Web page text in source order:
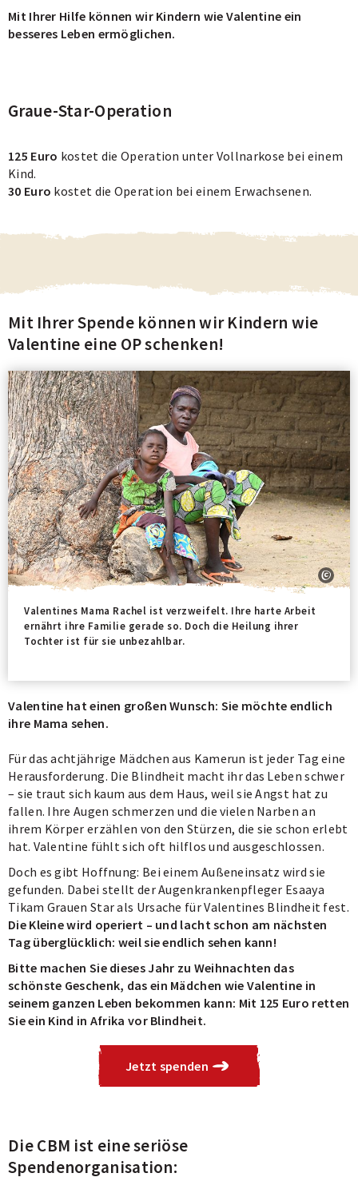
Mit Ihrer Hilfe können wir Kindern wie Valentine ein
besseres Leben ermöglichen.
Graue-Star-Operation
125 Euro kostet die Operation unter Vollnarkose bei einem
Kind.
30 Euro kostet die Operation bei einem Erwachsenen.
Mit Ihrer Spende können wir Kindern wie
Valentine eine OP schenken!
Valentines Mama Rachel ist verzweifelt. Ihre harte Arbeit
ernährt ihre Familie gerade so. Doch die Heilung ihrer
Tochter ist für sie unbezahlbar.
Valentine hat einen großen Wunsch: Sie möchte endlich
ihre Mama sehen.
Für das achtjährige Mädchen aus Kamerun ist jeder Tag eine
Herausforderung. Die Blindheit macht ihr das Leben schwer
– sie traut sich kaum aus dem Haus, weil sie Angst hat zu
fallen. Ihre Augen schmerzen und die vielen Narben an
ihrem Körper erzählen von den Stürzen, die sie schon erlebt
hat. Valentine fühlt sich oft hilflos und ausgeschlossen.
Doch es gibt Hoffnung: Bei einem Außeneinsatz wird sie
gefunden. Dabei stellt der Augenkrankenpfleger Esaaya
Tikam Grauen Star als Ursache für Valentines Blindheit fest.
Die Kleine wird operiert – und lacht schon am nächsten
Tag überglücklich: weil sie endlich sehen kann!
Bitte machen Sie dieses Jahr zu Weihnachten das
schönste Geschenk, das ein Mädchen wie Valentine in
seinem ganzen Leben bekommen kann: Mit 125 Euro retten
Sie ein Kind in Afrika vor Blindheit.
Jetzt spenden
Die CBM ist eine seriöse
Spendenorganisation: